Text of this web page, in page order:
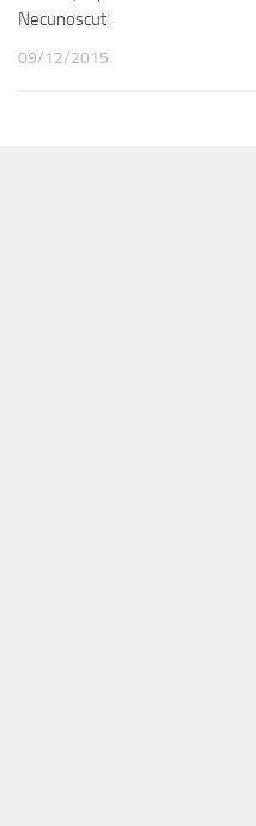
Necunoscut
09/12/2015